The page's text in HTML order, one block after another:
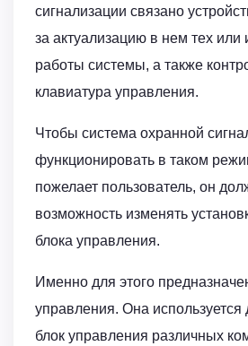
сигнализации связано
за актуализацию в нем тех
работы системы, а также
клавиатура управления.
Чтобы система охранной
функционировать в таком
пожелает пользователь, он
возможность изменять
блока управления.
Именно для этого
управления. Она используется
блок управления различных